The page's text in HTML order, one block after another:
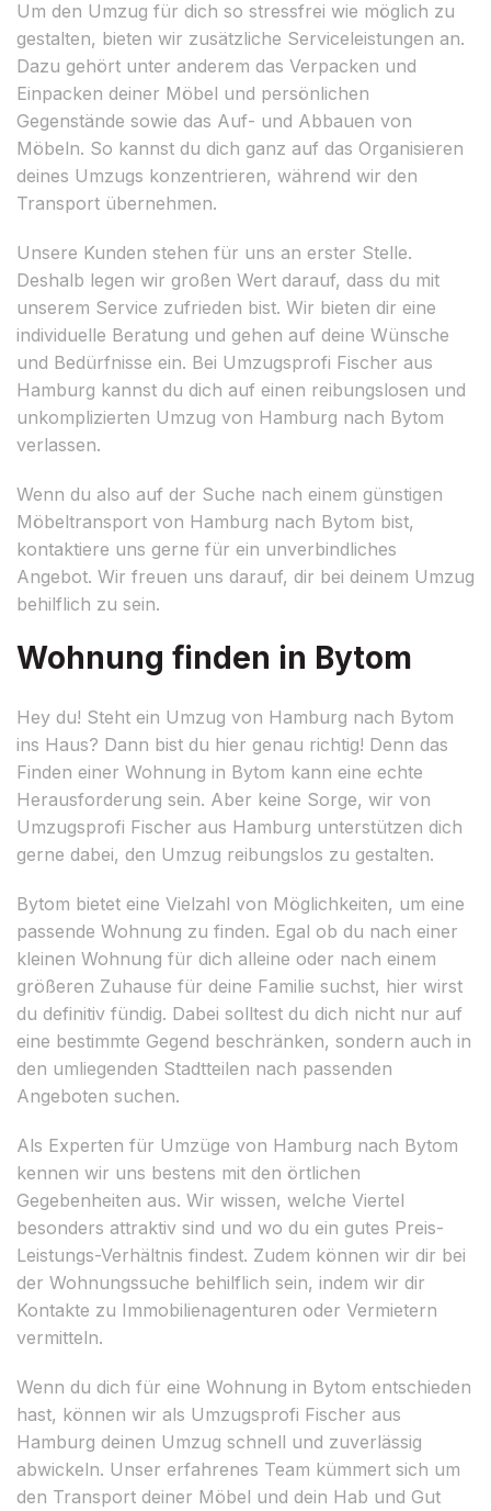
Um den Umzug für dich so stressfrei wie möglich zu
gestalten, bieten wir zusätzliche Serviceleistungen an.
Dazu gehört unter anderem das Verpacken und
Einpacken deiner Möbel und persönlichen
Gegenstände sowie das Auf- und Abbauen von
Möbeln. So kannst du dich ganz auf das Organisieren
deines Umzugs konzentrieren, während wir den
Transport übernehmen.
Unsere Kunden stehen für uns an erster Stelle.
Deshalb legen wir großen Wert darauf, dass du mit
unserem Service zufrieden bist. Wir bieten dir eine
individuelle Beratung und gehen auf deine Wünsche
und Bedürfnisse ein. Bei Umzugsprofi Fischer aus
Hamburg kannst du dich auf einen reibungslosen und
unkomplizierten Umzug von Hamburg nach Bytom
verlassen.
Wenn du also auf der Suche nach einem günstigen
Möbeltransport von Hamburg nach Bytom bist,
kontaktiere uns gerne für ein unverbindliches
Angebot. Wir freuen uns darauf, dir bei deinem Umzug
behilflich zu sein.
Wohnung finden in Bytom
Hey du! Steht ein Umzug von Hamburg nach Bytom
ins Haus? Dann bist du hier genau richtig! Denn das
Finden einer Wohnung in Bytom kann eine echte
Herausforderung sein. Aber keine Sorge, wir von
Umzugsprofi Fischer aus Hamburg unterstützen dich
gerne dabei, den Umzug reibungslos zu gestalten.
Bytom bietet eine Vielzahl von Möglichkeiten, um eine
passende Wohnung zu finden. Egal ob du nach einer
kleinen Wohnung für dich alleine oder nach einem
größeren Zuhause für deine Familie suchst, hier wirst
du definitiv fündig. Dabei solltest du dich nicht nur auf
eine bestimmte Gegend beschränken, sondern auch in
den umliegenden Stadtteilen nach passenden
Angeboten suchen.
Als Experten für Umzüge von Hamburg nach Bytom
kennen wir uns bestens mit den örtlichen
Gegebenheiten aus. Wir wissen, welche Viertel
besonders attraktiv sind und wo du ein gutes Preis-
Leistungs-Verhältnis findest. Zudem können wir dir bei
der Wohnungssuche behilflich sein, indem wir dir
Kontakte zu Immobilienagenturen oder Vermietern
vermitteln.
Wenn du dich für eine Wohnung in Bytom entschieden
hast, können wir als Umzugsprofi Fischer aus
Hamburg deinen Umzug schnell und zuverlässig
abwickeln. Unser erfahrenes Team kümmert sich um
den Transport deiner Möbel und dein Hab und Gut